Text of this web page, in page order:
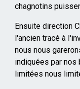
chagnotins
Ensuite direction
l'ancien tracé à
nous nous
indiquées par nos
limitées nous